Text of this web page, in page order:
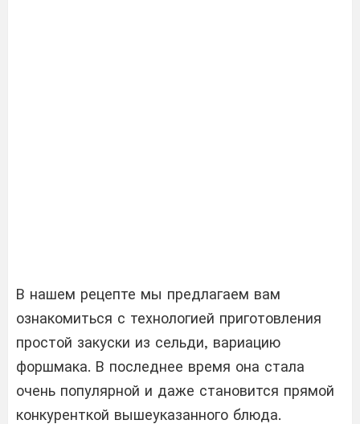
В нашем рецепте мы предлагаем вам
ознакомиться с технологией приготовления
простой закуски из сельди, вариацию
форшмака. В последнее время она стала
очень популярной и даже становится прямой
конкуренткой вышеуказанного блюда.